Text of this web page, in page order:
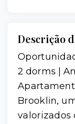
Descrição
2 dorms |
Brooklin,
valorizados